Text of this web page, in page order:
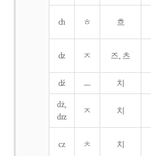
ch ㅎ 흐
dz ㅈ 즈, 츠
dź ㅡ 치
dż,
drz
ㅈ 치
cz ㅊ 치